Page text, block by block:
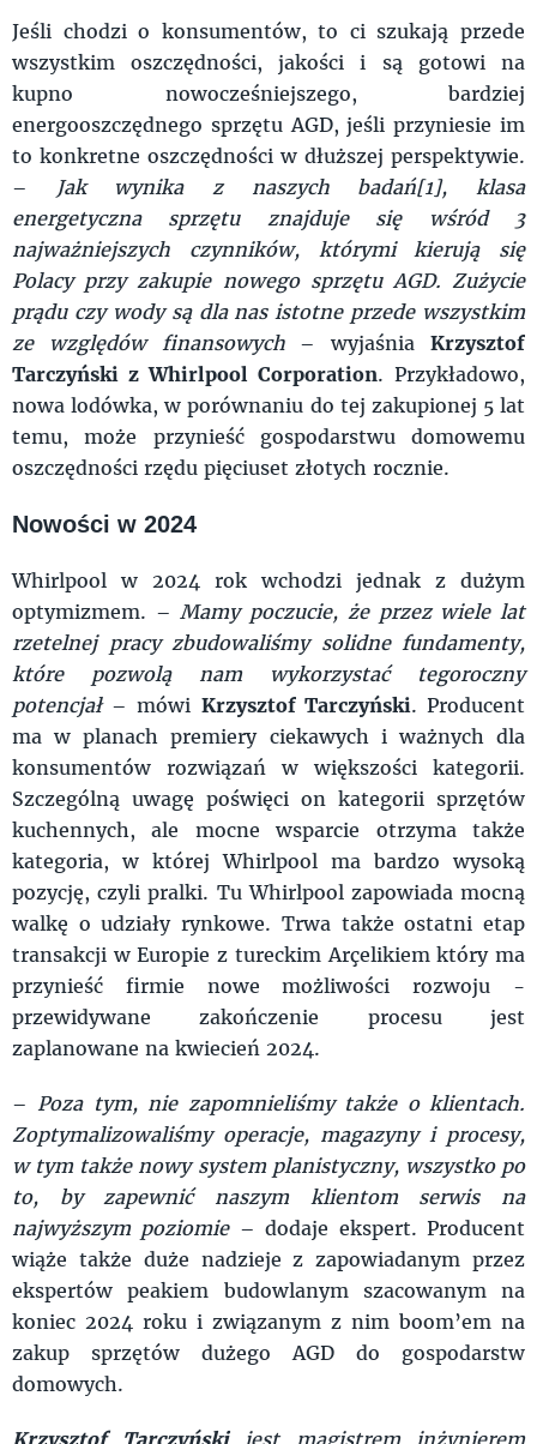
Jeśli chodzi o konsumentów, to ci szukają przede
wszystkim oszczędności, jakości i są gotowi na
kupno nowocześniejszego, bardziej
energooszczędnego sprzętu AGD, jeśli przyniesie im
to konkretne oszczędności w dłuższej perspektywie.
–
Jak wynika z naszych badań[1], klasa
energetyczna sprzętu znajduje się wśród 3
najważniejszych czynników, którymi kierują się
Polacy przy zakupie nowego sprzętu AGD. Zużycie
prądu czy wody są dla nas istotne przede wszystkim
ze względów finansowych – wyjaśniaKrzysztof
Tarczyński z Whirlpool Corporation. Przykładowo,
nowa lodówka, w porównaniu do tej zakupionej 5 lat
temu, może przynieść gospodarstwu domowemu
oszczędności rzędu pięciuset złotych rocznie.
Nowości w 2024
Whirlpool w 2024 rok wchodzi jednak z dużym
optymizmem. – Mamy poczucie, że przez wiele lat
rzetelnej pracy zbudowaliśmy solidne fundamenty,
które pozwolą nam wykorzystać tegoroczny
potencjał– mówi Krzysztof Tarczyński. Producent
ma w planach premiery ciekawych i ważnych dla
konsumentów rozwiązań w większości kategorii.
Szczególną uwagę poświęci on kategorii sprzętów
kuchennych, ale mocne wsparcie otrzyma także
kategoria, w której Whirlpool ma bardzo wysoką
pozycję, czyli pralki. Tu Whirlpool zapowiada mocną
walkę o udziały rynkowe. Trwa także ostatni etap
transakcji w Europie z tureckim Arçelikiem który ma
przynieść firmie nowe możliwości rozwoju -
przewidywane zakończenie procesu jest
zaplanowane na kwiecień 2024.
– Poza tym, nie zapomnieliśmy także o klientach.
Zoptymalizowaliśmy operacje, magazyny i procesy,
w tym także nowy system planistyczny, wszystko po
to, by zapewnić naszym klientom serwis na
najwyższym poziomie– dodaje ekspert. Producent
wiąże także duże nadzieje z zapowiadanym przez
ekspertów peakiem budowlanym szacowanym na
koniec 2024 roku i związanym z nim boom’em na
zakup sprzętów dużego AGD do gospodarstw
domowych.
Krzysztof Tarczyńskijest magistrem inżynierem